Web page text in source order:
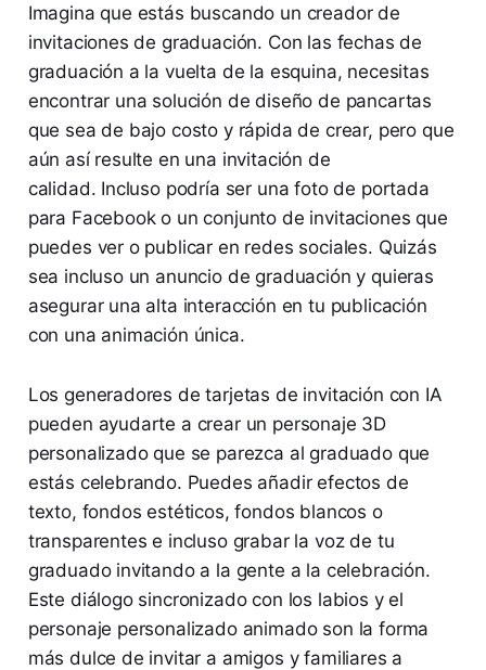
Imagina que estás buscando un creador de
invitaciones de graduación. Con las fechas de
graduación a la vuelta de la esquina, necesitas
encontrar una solución de diseño de pancartas
que sea de bajo costo y rápida de crear, pero que
aún así resulte en una invitación de
calidad. Incluso podría ser una foto de portada
para Facebook o un conjunto de invitaciones que
puedes ver o publicar en redes sociales. Quizás
sea incluso un anuncio de graduación y quieras
asegurar una alta interacción en tu publicación
con una animación única.
Los generadores de tarjetas de invitación con IA
pueden ayudarte a crear un personaje 3D
personalizado que se parezca al graduado que
estás celebrando. Puedes añadir efectos de
texto, fondos estéticos, fondos blancos o
transparentes e incluso grabar la voz de tu
graduado invitando a la gente a la celebración.
Este diálogo sincronizado con los labios y el
personaje personalizado animado son la forma
más dulce de invitar a amigos y familiares a